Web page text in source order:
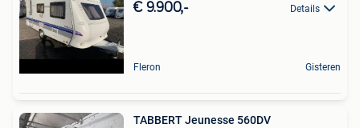
€ 9.900,- Details
Fleron Gisteren
TABBERT Jeunesse 560DV